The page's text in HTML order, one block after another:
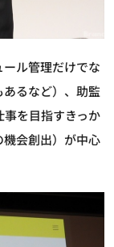
ル管理だけでな
るなど）、助監
を目指すきっか
会創出）が中心